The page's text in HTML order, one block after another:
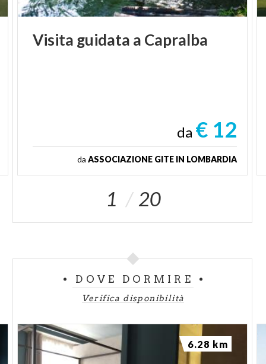
Visita guidata a Capralba
da € 12
da ASSOCIAZIONE GITE IN LOMBARDIA
1 20
DOVE DORMIRE
Verifica disponibilità
6.28 km